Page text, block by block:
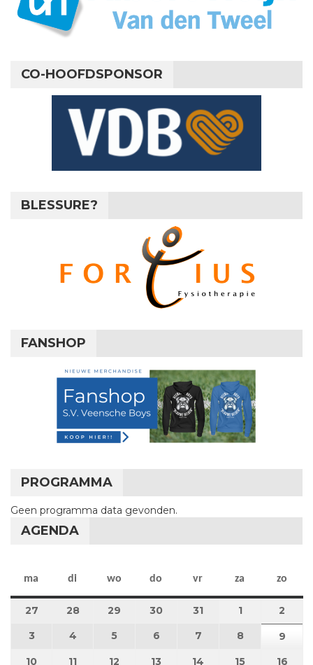
CO-HOOFDSPONSOR
BLESSURE?
FANSHOP
PROGRAMMA
Geen programma data gevonden.
AGENDA
ma maandag
di dinsdag
wo woensdag
do donderdag
vr vrijdag
za zaterdag
zo
27 27 juli 2026
28 28 juli 2026
29 29 juli 2026
30 30 juli 2026
31 31 juli 2026
11 augustus
2
3 3 augustus 2026
4 4 augustus 2026
5 5 augustus 2026
6 6 augustus 2026
7 7 augustus 2026
8 8 augustus
9
10 10 augustus 2026
11 11 augustus 2026
12 12 augustus 2026
13 13 augustus 2026
14 14 augustus 2026
15 15 16